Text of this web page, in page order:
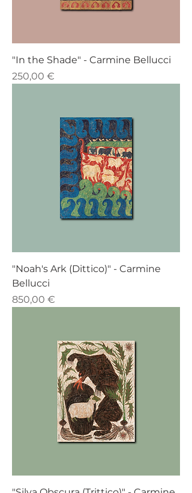
"In the Shade" - Carmine Bellucci
Prezzo
250,00 €
"Noah's Ark (Dittico)" - Carmine
Bellucci
Prezzo
850,00 €